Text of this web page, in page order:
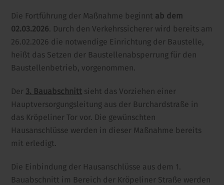
Die Fortführung der Maßnahme beginnt ab dem
02.03.2026. Durch den Verkehrssicherer wird bereits am
26.02.2026 die notwendige Einrichtung der Baustelle,
heißt das Setzen der Baustellenabsperrung für den
Baustellenbetrieb, vorgenommen.
Der 3. Bauabschnitt sieht das Vorziehen einer
Hauptversorgungsleitung aus der Burchardstraße in
das Kröpeliner Tor vor. Die gewünschten
Hausanschlüsse werden in dieser Maßnahme bereits
mit erledigt.
Die Einbindung der Hausanschlüsse aus dem 1.
Bauabschnitt im Bereich der Kröpeliner Straße werden